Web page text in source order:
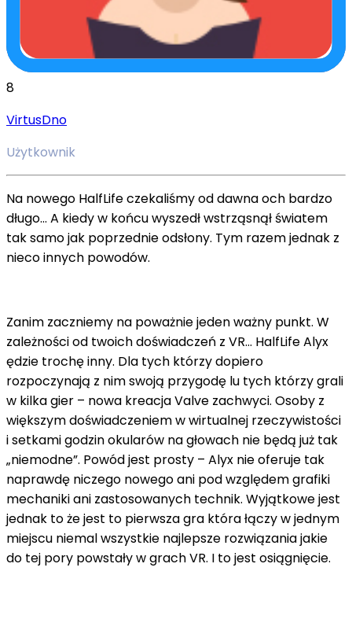
8
VirtusDno
Użytkownik
Na nowego HalfLife czekaliśmy od dawna och bardzo
długo... A kiedy w końcu wyszedł wstrząsnął światem
tak samo jak poprzednie odsłony. Tym razem jednak z
nieco innych powodów.
Zanim zaczniemy na poważnie jeden ważny punkt. W
zależności od twoich doświadczeń z VR... HalfLife Alyx
ędzie trochę inny. Dla tych którzy dopiero
rozpoczynają z nim swoją przygodę lu tych którzy grali
w kilka gier – nowa kreacja Valve zachwyci. Osoby z
większym doświadczeniem w wirtualnej rzeczywistości
i setkami godzin okularów na głowach nie będą już tak
„niemodne”. Powód jest prosty – Alyx nie oferuje tak
naprawdę niczego nowego ani pod względem grafiki
mechaniki ani zastosowanych technik. Wyjątkowe jest
jednak to że jest to pierwsza gra która łączy w jednym
miejscu niemal wszystkie najlepsze rozwiązania jakie
do tej pory powstały w grach VR. I to jest osiągnięcie.